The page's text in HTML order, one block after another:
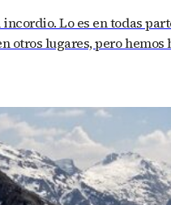
Lo es en todas
otros lugares, pero